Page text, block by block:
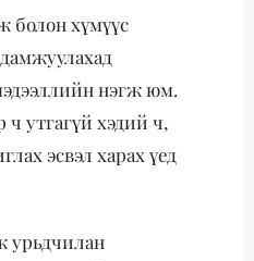
болон хүмүүс
нэгж юм.
ч утгагүй хэдий ч,
эсвэл харах үед
урьдчилан